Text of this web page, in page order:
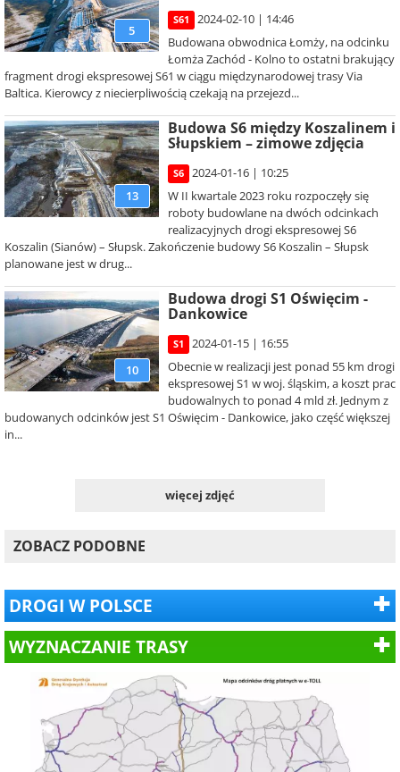
5
S61
2024-02-10 | 14:46
Budowana obwodnica Łomży, na odcinku
Łomża Zachód - Kolno to ostatni brakujący
fragment drogi ekspresowej S61 w ciągu międzynarodowej trasy Via
Baltica. Kierowcy z niecierpliwością czekają na przejezd...
13
Budowa S6 między Koszalinem i
Słupskiem – zimowe zdjęcia
S6
2024-01-16 | 10:25
W II kwartale 2023 roku rozpoczęły się
roboty budowlane na dwóch odcinkach
realizacyjnych drogi ekspresowej S6
Koszalin (Sianów) – Słupsk. Zakończenie budowy S6 Koszalin – Słupsk
planowane jest w drug...
10
Budowa drogi S1 Oświęcim -
Dankowice
S1
2024-01-15 | 16:55
Obecnie w realizacji jest ponad 55 km drogi
ekspresowej S1 w woj. śląskim, a koszt prac
budowalnych to ponad 4 mld zł. Jednym z
budowanych odcinków jest S1 Oświęcim - Dankowice, jako część większej
in...
więcej zdjęć
ZOBACZ PODOBNE
DROGI W POLSCE
WYZNACZANIE TRASY